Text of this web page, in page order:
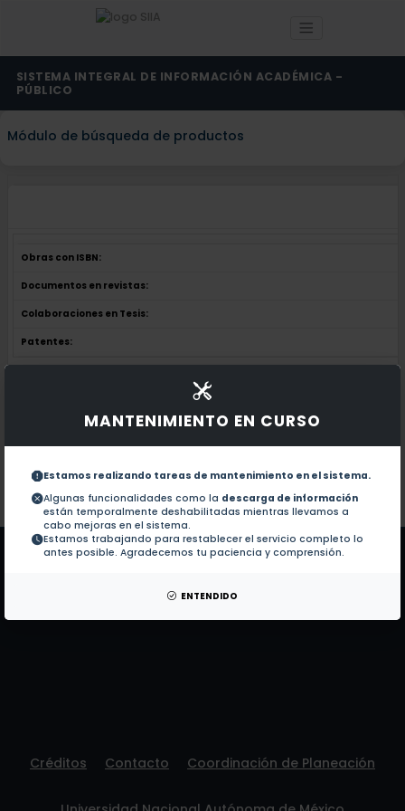
MANTENIMIENTO EN CURSO
Estamos realizando tareas de mantenimiento en el sistema.
Algunas funcionalidades como la descarga de información
están temporalmente deshabilitadas mientras llevamos a
cabo mejoras en el sistema.
Estamos trabajando para restablecer el servicio completo lo
antes posible. Agradecemos tu paciencia y comprensión.
ENTENDIDO
SISTEMA INTEGRAL DE INFORMACIÓN ACADÉMICA -
PÚBLICO
Módulo de búsqueda de productos
Obras con ISBN:
Documentos en revistas:
Colaboraciones en Tesis:
Patentes:
No hay obras de este autor.
Documentos en revistas:
No hay revistas de este autor.
Patentes: No hay patentes de este autor.
Créditos Contacto Coordinación de Planeación